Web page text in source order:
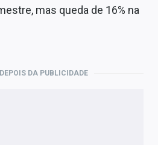
mas queda de 16% na
DA PUBLICIDADE